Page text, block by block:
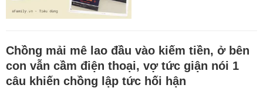
Chồng mải mê lao đầu vào kiếm tiền, ở bên
con vẫn cầm điện thoại, vợ tức giận nói 1
câu khiến chồng lập tức hối hận